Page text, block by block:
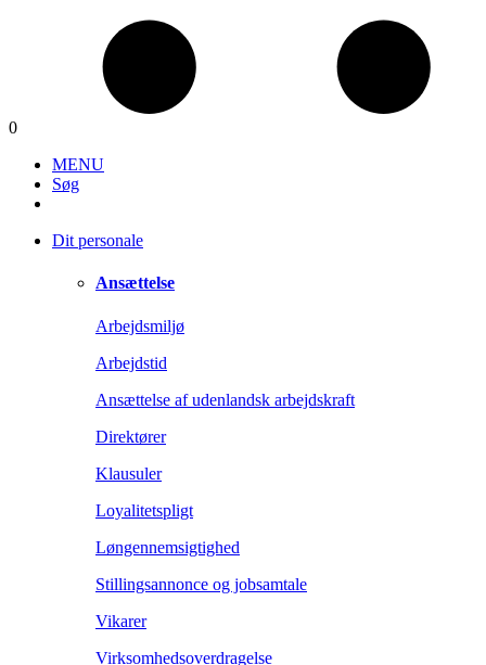
0
MENU
Søg
Dit personale
Ansættelse
Arbejdsmiljø
Arbejdstid
Ansættelse af udenlandsk arbejdskraft
Direktører
Klausuler
Loyalitetspligt
Løngennemsigtighed
Stillingsannonce og jobsamtale
Vikarer
Virksomhedsoverdragelse